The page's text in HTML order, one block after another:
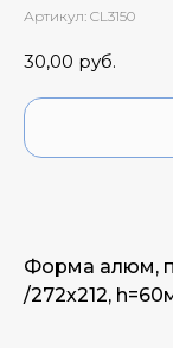
Артикул: CL3150
30,00 руб.
Форма алюм,
/272х212,